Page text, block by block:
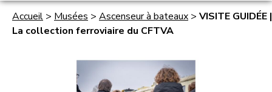
Accueil > Musées > Ascenseur à bateaux > VISITE GUIDÉE |
La collection ferroviaire du CFTVA